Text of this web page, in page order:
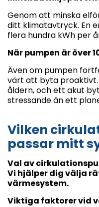
Genom att minska
ditt klimatavtryck. En
flera hundra kWh per
När pumpen är över
Även om pumpen
värt att byta proaktivt.
åldern, och ett akut
stressande än ett
Vilken
passar mitt
Val av
Vi hjälper dig välja
värmesystem.
Viktiga faktorer vid